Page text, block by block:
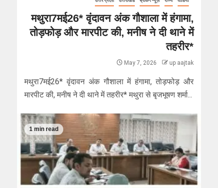
मथुरा7मई26* वृंदावन अंक गौशाला में हंगामा,
तोड़फोड़ और मारपीट की, मनीष ने दी थाने में
तहरीर*
May 7, 2026 up aajtak
मथुरा7मई26* वृंदावन अंक गौशाला में हंगामा, तोड़फोड़ और
मारपीट की, मनीष ने दी थाने में तहरीर* मथुरा से बृजभूषण शर्मा...
1 min read